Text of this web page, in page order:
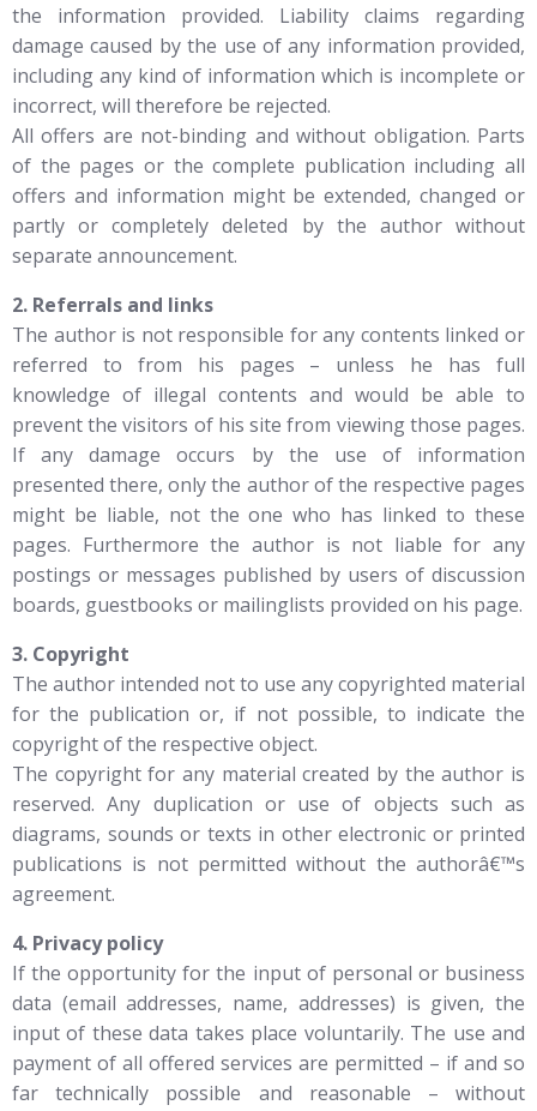
the information provided. Liability claims regarding
damage caused by the use of any information provided,
including any kind of information which is incomplete or
incorrect, will therefore be rejected.
All offers are not-binding and without obligation. Parts
of the pages or the complete publication including all
offers and information might be extended, changed or
partly or completely deleted by the author without
separate announcement.
2. Referrals and links
The author is not responsible for any contents linked or
referred to from his pages – unless he has full
knowledge of illegal contents and would be able to
prevent the visitors of his site from viewing those pages.
If any damage occurs by the use of information
presented there, only the author of the respective pages
might be liable, not the one who has linked to these
pages. Furthermore the author is not liable for any
postings or messages published by users of discussion
boards, guestbooks or mailinglists provided on his page.
3. Copyright
The author intended not to use any copyrighted material
for the publication or, if not possible, to indicate the
copyright of the respective object.
The copyright for any material created by the author is
reserved. Any duplication or use of objects such as
diagrams, sounds or texts in other electronic or printed
publications is not permitted without the authorâ€™s
agreement.
4. Privacy policy
If the opportunity for the input of personal or business
data (email addresses, name, addresses) is given, the
input of these data takes place voluntarily. The use and
payment of all offered services are permitted – if and so
far technically possible and reasonable – without